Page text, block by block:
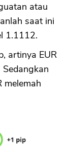
atau
saat ini
1.1112.
artinya EUR
melemah